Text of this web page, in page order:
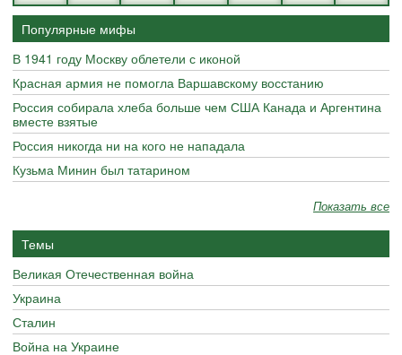
Популярные мифы
В 1941 году Москву облетели с иконой
Красная армия не помогла Варшавскому восстанию
Россия собирала хлеба больше чем США Канада и Аргентина
вместе взятые
Россия никогда ни на кого не нападала
Кузьма Минин был татарином
Показать все
Темы
Великая Отечественная война
Украина
Сталин
Война на Украине